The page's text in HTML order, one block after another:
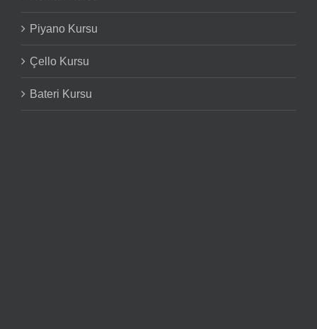
Piyano Kursu
Çello Kursu
Bateri Kursu